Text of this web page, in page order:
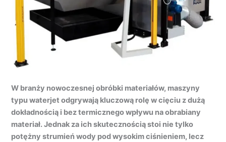
W branży nowoczesnej obróbki materiałów, maszyny
typu waterjet odgrywają kluczową rolę w cięciu z dużą
dokładnością i bez termicznego wpływu na obrabiany
materiał. Jednak za ich skutecznością stoi nie tylko
potężny strumień wody pod wysokim ciśnieniem, lecz